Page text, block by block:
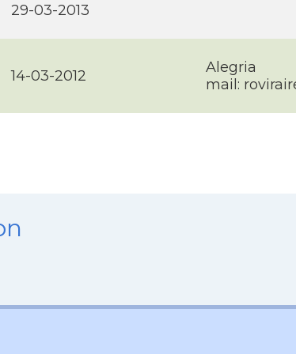
29-03-2013
14-03-2012
Alegria
mail: